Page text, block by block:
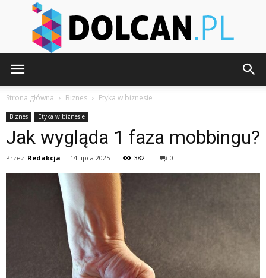
Strona główna Biznes Etyka w biznesie
Biznes Etyka w biznesie
Jak wygląda 1 faza mobbingu?
Przez Redakcja - 14 lipca 2025 382 0